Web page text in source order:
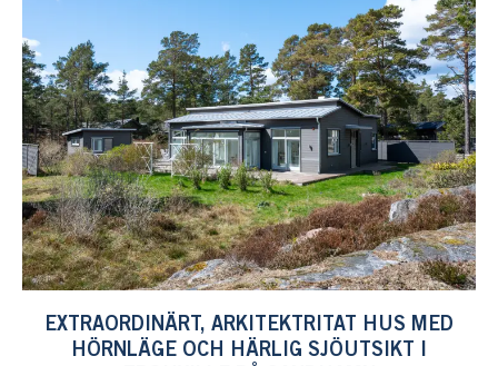
EXTRAORDINÄRT, ARKITEKTRITAT HUS MED
HÖRNLÄGE OCH HÄRLIG SJÖUTSIKT I